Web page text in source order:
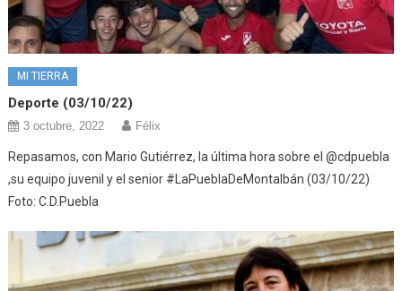
MI TIERRA
Deporte (03/10/22)
3 octubre, 2022 Félix
Repasamos, con Mario Gutiérrez, la última hora sobre el @cdpuebla
,su equipo juvenil y el senior #LaPueblaDeMontalbán (03/10/22)
Foto: C.D.Puebla